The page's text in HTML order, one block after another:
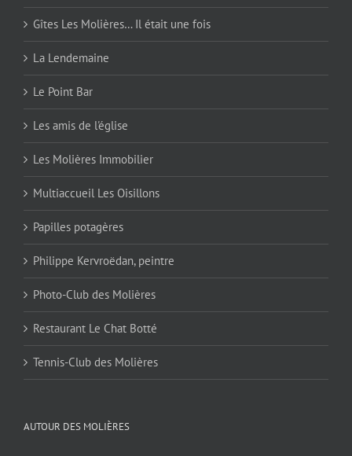
Gîtes Les Molières… Il était une fois
La Lendemaine
Le Point Bar
Les amis de l'église
Les Molières Immobilier
Multiaccueil Les Oisillons
Papilles potagères
Philippe Kervroëdan, peintre
Photo-Club des Molières
Restaurant Le Chat Botté
Tennis-Club des Molières
AUTOUR DES MOLIÈRES